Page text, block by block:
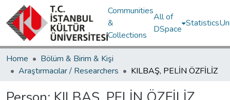
Communities
&
Collections
All of
DSpace
Statistics
Home
Bölüm & Birim & Kişi
Araştırmacılar / Researchers
KILBAŞ, PELİN ÖZFİLİZ